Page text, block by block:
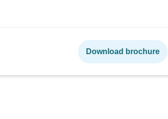
Download brochure